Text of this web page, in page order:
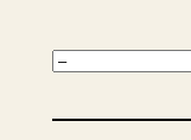
K
t